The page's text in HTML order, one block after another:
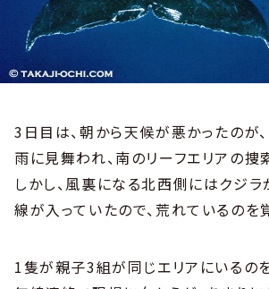
3日目は、朝から天候が悪かったのが
雨に見舞われ、南のリーフエリアの捜
しかし、風裏になる北西側にはクジ
線が入っていたので、荒れているのを
1隻が親子3組が同じエリアにいるの